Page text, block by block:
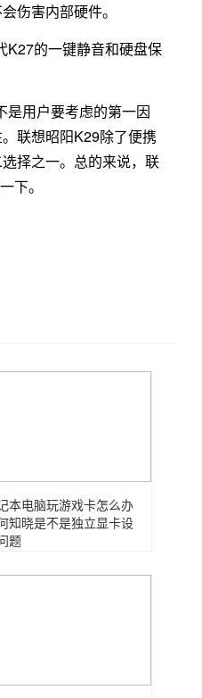
伤害内部硬件。
K27的一键静音和硬盘保
是用户要考虑的第一因
联想昭阳K29除了便携
择之一。总的来说，联
下。
本电脑玩游戏卡怎么办
知晓是不是独立显卡设
题